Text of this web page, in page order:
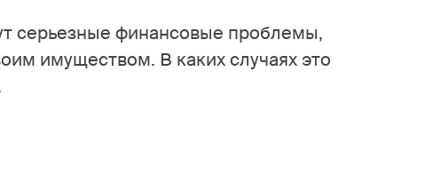
серьезные финансовые проблемы,
имуществом. В каких случаях это